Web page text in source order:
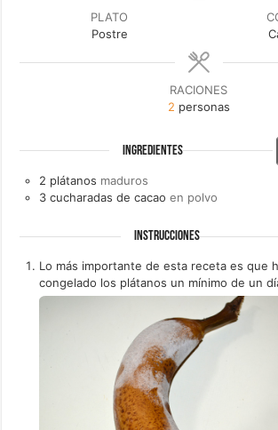
PLATO
Postre
RACIONES
2 personas
INGREDIENTES
2 plátanos maduros
3 cucharadas de cacao en polvo
INSTRUCCIONES
Lo más importante de esta receta es que
congelado los plátanos un mínimo de un